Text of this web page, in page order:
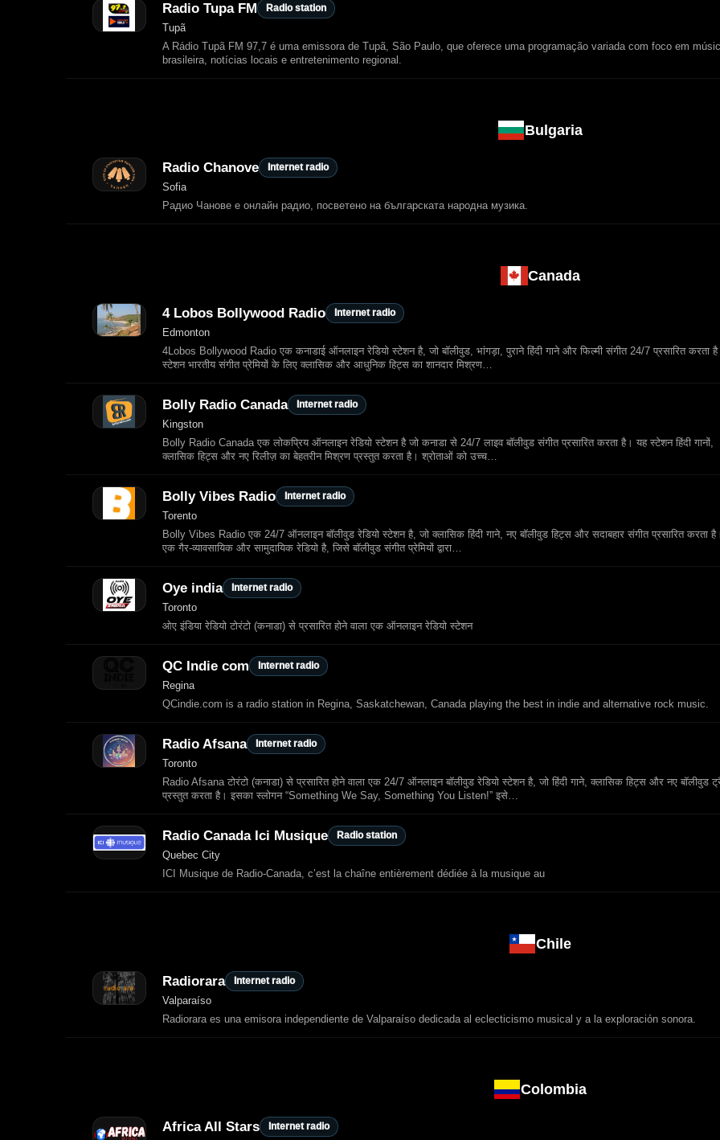
Radio Tupa FM Radio station
Tupã
A Rádio Tupã FM 97,7 é uma emissora de Tupã, São Paulo, que oferece uma programação variada com foco em
brasileira, notícias locais e entretenimento regional.
Bulgaria
Radio Chanove Internet radio
Sofia
Радио Чанове е онлайн радио, посветено на българската народна музика.
Canada
4 Lobos Bollywood Radio Internet radio
Edmonton
4Lobos Bollywood Radio एक कनाडाई ऑनलाइन रेडियो स्टेशन है, जो बॉलीवुड, भांगड़ा, पुराने हिंदी गाने और फिल्मी संगीत 24/7 प्रसारित करता
स्टेशन भारतीय संगीत प्रेमियों के लिए क्लासिक और आधुनिक हिट्स का शानदार मिश्रण…
Bolly Radio Canada Internet radio
Kingston
Bolly Radio Canada एक लोकप्रिय ऑनलाइन रेडियो स्टेशन है जो कनाडा से 24/7 लाइव बॉलीवुड संगीत प्रसारित करता है। यह स्टेशन हिंदी गानों,
क्लासिक हिट्स और नए रिलीज़ का बेहतरीन मिश्रण प्रस्तुत करता है। श्रोताओं को उच्च…
Bolly Vibes Radio Internet radio
Torento
Bolly Vibes Radio एक 24/7 ऑनलाइन बॉलीवुड रेडियो स्टेशन है, जो क्लासिक हिंदी गाने, नए बॉलीवुड हिट्स और सदाबहार संगीत प्रसारित करता
एक गैर‑व्यावसायिक और सामुदायिक रेडियो है, जिसे बॉलीवुड संगीत प्रेमियों द्वारा…
Oye india Internet radio
Toronto
ओए इंडिया रेडियो टोरंटो (कनाडा) से प्रसारित होने वाला एक ऑनलाइन रेडियो स्टेशन
QC Indie com Internet radio
Regina
QCindie.com is a radio station in Regina, Saskatchewan, Canada playing the best in indie and alternative rock music.
Radio Afsana Internet radio
Toronto
Radio Afsana टोरंटो (कनाडा) से प्रसारित होने वाला एक 24/7 ऑनलाइन बॉलीवुड रेडियो स्टेशन है, जो हिंदी गाने, क्लासिक हिट्स और नए बॉलीवुड
प्रस्तुत करता है। इसका स्लोगन “Something We Say, Something You Listen!” इसे…
Radio Canada Ici Musique Radio station
Quebec City
ICI Musique de Radio‑Canada, c’est la chaîne entièrement dédiée à la musique au
Chile
Radiorara Internet radio
Valparaíso
Radiorara es una emisora independiente de Valparaíso dedicada al eclecticismo musical y a la exploración sonora.
Colombia
Africa All Stars Internet radio